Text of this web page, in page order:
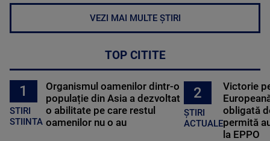
VEZI MAI MULTE ȘTIRI
TOP CITITE
1
STIRI
STIINTA
Organismul oamenilor dintr-o
populație din Asia a dezvoltat
o abilitate pe care restul
oamenilor nu o au
2
ȘTIRI
ACTUALE
Victorie
obligată
permită
la EPPO